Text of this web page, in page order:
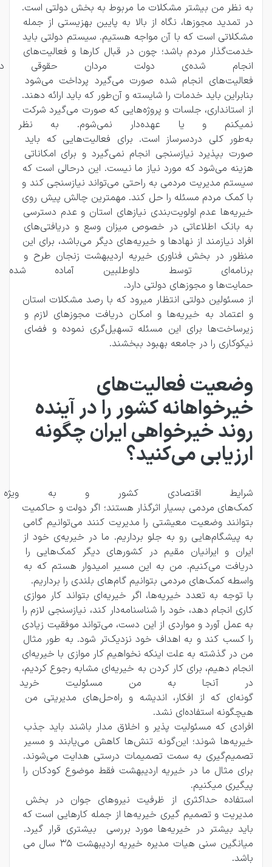
به نظر من بیشتر مشکلات ما مربوط به بخش دولتی است.
در تمدید مجوزها، نگاه از بالا به پایین بهزیستی از جمله
مشکلاتی است که با آن مواجه هستیم. سیستم دولتی باید
خدمت‌گذار مردم باشد؛ چون در قبال کارها و فعالیت‌های
انجام شده‌ی دولت مردان
فعالیت‌های انجام شده صورت می‌گیرد پرداخت می‌شود
بنابراین باید خدمات را شایسته و آن‌طور که باید ارائه دهند.
از استانداری، جلسات و پروژه‌هایی که صورت می‌گیرد شرکت
نمیکنم و یا عهده‌دار
به‌طور کلی دردسرساز است. برای فعالیت‌هایی که باید
صورت بپذیرد نیازسنجی انجام نمی‌گیرد و برای امکاناتی
هزینه می‌شود که مورد نیاز ما نیست. این درحالی است که
سیستم مدیریت مردمی به‌ راحتی می‌تواند نیازسنجی کند و
با کمک مردم مسئله را حل کند. مهمترین چالش پیش روی
خیریه‌ها عدم اولویت‌بندی نیازهای استان و عدم دسترسی
به بانک اطلاعاتی در خصوص میزان وسع و دریافتی‌های
افراد نیازمند از نهادها و خیریه‌های دیگر می‌باشد، برای این
منظور در بخش فناوری خیریه اردیبهشت زنجان طرح و
برنامه‌ای توسط داوطلبین
حمایت‌ها و مجوزهای دولتی دارد.
از مسئولین دولتی انتظار میرود که با رصد مشکلات استان
و اعتماد به خیریه‌ها و امکان دریافت مجوزهای لازم و
زیرساخت‌ها برای این مسئله تسهیل‌گری نموده و فضای
نیکوکاری را در جامعه بهبود ببخشند.
وضعیت فعالیت‌های
خیرخواهانه کشور را در آینده
روند خیرخواهی ایران چگونه
ارزیابی می‌کنید؟
شرایط اقتصادی کشور و به
کمک‌های مردمی بسیار اثرگذار هستند؛ اگر دولت و حاکمیت
بتوانند وضعیت معیشتی را مدیریت کنند می‌توانیم گامی
به پیشگام‌هایی رو به جلو برداریم. ما در خیریه‌ی خود از
ایران و ایرانیان مقیم در کشورهای دیگر کمک‌هایی را
واسطه‌ کمک‌های مردمی بتوانیم گام‌های بلندی را برداریم.
کاری انجام دهد، خود را شناسنامه‌دار کند، نیازسنجی‌ لازم را
به عمل آورد و مواردی از این دست، می‌تواند موفقیت زیادی
را کسب کند و به اهداف خود نزدیک‌تر شود. به طور مثال
من در گذشته به علت اینکه نخواهیم کار موازی با خیریه‌ای
انجام دهیم، برای کار کردن به خیریه‌ای مشابه رجوع کردیم،
در آنجا به من مسئولیت خرید
گونه‌ای که از افکار، اندیشه و راه‌حل‌های مدیریتی من
هیچگونه استفاده‌ای نشد.
افرادی که مسئولیت پذیر و اخلاق‌ مدار باشند باید جذب
خیریه‌ها شوند؛ این‌گونه تنش‌ها کاهش می‌یابند و مسیر
تصمیم‌گیری به سمت تصمیمات درستی هدایت می‌شوند.
برای مثال ما در خیریه اردیبهشت فقط موضوع کودکان را
پیگیری میکنیم.
استفاده حداکثری از ظرفیت نیروهای جوان در بخش
مدیریت و تصمیم‌ گیری خیریه‌ها از جمله کارهایی است که
باید بیشتر در خیریه‌ها مورد بررسی  بیشتری قرار گیرد.
میانگین سنی هیات مدیره خیریه اردیبهشت 35 سال می
باشد.